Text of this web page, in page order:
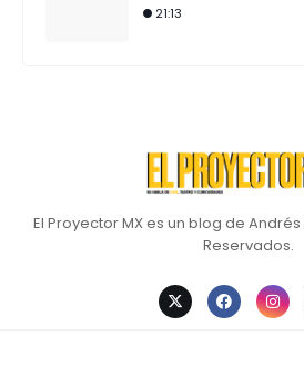
21:13
El Proyector MX es un blog de
Reservados.